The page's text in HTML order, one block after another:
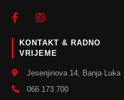
KONTAKT & RADNO
VRIJEME
Jesenjinova 14, Banja Luka
066 173 700